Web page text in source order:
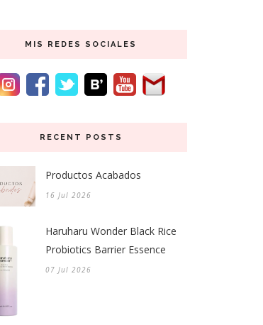
MIS REDES SOCIALES
RECENT POSTS
Productos Acabados
16 Jul 2026
Haruharu Wonder Black Rice
Probiotics Barrier Essence
07 Jul 2026